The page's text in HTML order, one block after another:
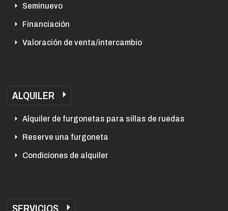
Seminuevo
Financiación
Valoración de venta/intercambio
ALQUILER
Alquiler de furgonetas para sillas de ruedas
Reserve una furgoneta
Condiciones de alquiler
SERVICIOS